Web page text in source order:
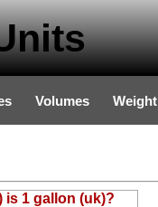
Volumes Weight
is 1 gallon (uk)?